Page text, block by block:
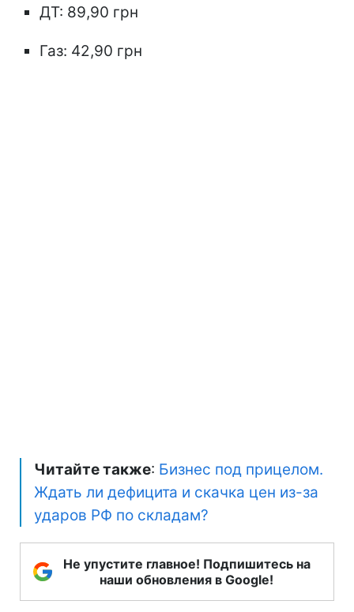
ДТ: 89,90 грн
Газ: 42,90 грн
Читайте также: Бизнес под прицелом.
Ждать ли дефицита и скачка цен из-за
ударов РФ по складам?
Не упустите главное! Подпишитесь на
наши обновления в Google!